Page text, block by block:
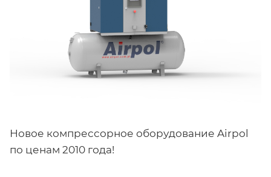
Новое компрессорное оборудование Airpol
по ценам 2010 года!